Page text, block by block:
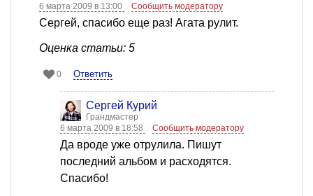
6 марта 2009 в 13:00
Сообщить модератору
Сергей, спасибо еще раз! Агата рулит.
Оценка статьи: 5
0 Ответить
Сергей Курий
Грандмастер
6 марта 2009 в 18:58
Сообщить модератору
Да вроде уже отрулила. Пишут
последний альбом и расходятся.
Спасибо!